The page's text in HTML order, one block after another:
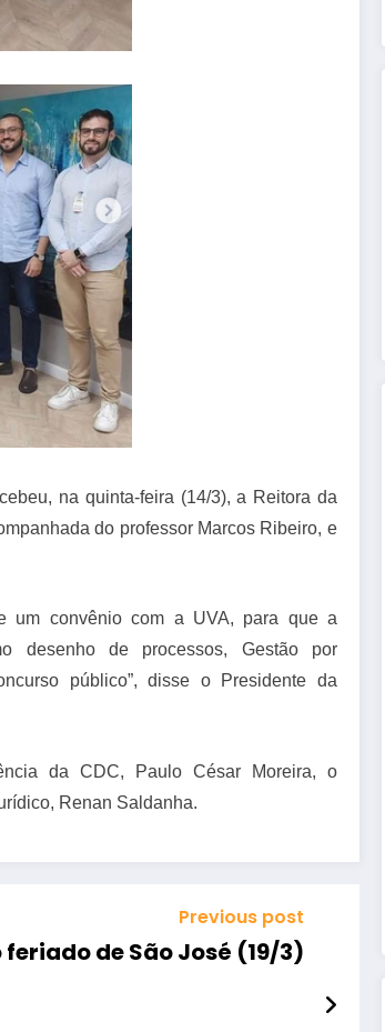
na quinta-feira (14/3), a Reitora da
do professor Marcos Ribeiro, e
um convênio com a UVA, para que a
desenho de processos, Gestão por
público”, disse o Presidente da
da CDC, Paulo César Moreira, o
Renan Saldanha.
Previous post
de São José (19/3)